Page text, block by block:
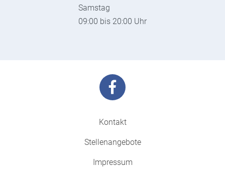
Samstag
09:00 bis 20:00 Uhr
Kontakt
Stellenangebote
Impressum